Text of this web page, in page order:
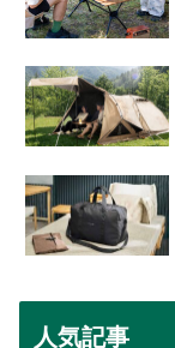
人気記事